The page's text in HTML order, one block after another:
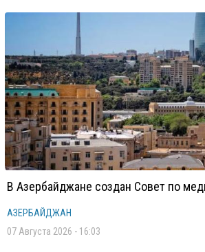
В Азербайджане создан Совет по
АЗЕРБАЙДЖАН
07 Августа 2026 - 16:03